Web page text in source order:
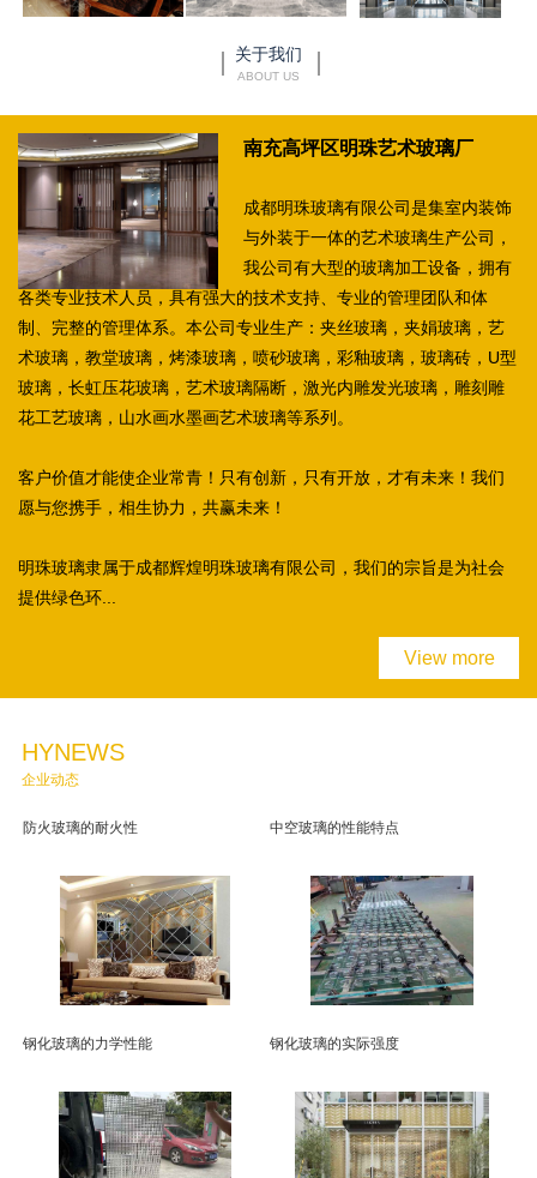
关于我们
ABOUT US
南充高坪区明珠艺术玻璃厂
成都明珠玻璃有限公司是集室内装饰
与外装于一体的艺术玻璃生产公司，
我公司有大型的玻璃加工设备，拥有
各类专业技术人员，具有强大的技术支持、专业的管理团队和体
制、完整的管理体系。本公司专业生产：夹丝玻璃，夹娟玻璃，艺
术玻璃，教堂玻璃，烤漆玻璃，喷砂玻璃，彩釉玻璃，玻璃砖，U型
玻璃，长虹压花玻璃，艺术玻璃隔断，激光内雕发光玻璃，雕刻雕
花工艺玻璃，山水画水墨画艺术玻璃等系列。
客户价值才能使企业常青！只有创新，只有开放，才有未来！我们
愿与您携手，相生协力，共赢未来！
明珠玻璃隶属于成都辉煌明珠玻璃有限公司，我们的宗旨是为社会
提供绿色环...
View more
HYNEWS
企业动态
防火玻璃的耐火性 中空玻璃的性能特点
钢化玻璃的力学性能 钢化玻璃的实际强度